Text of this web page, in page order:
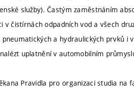
služby). Častým zaměstnáním
v čistírnách odpadních vod a všech
a hydraulických prvků i
uplatnění v automobilním
Pravidla pro organizaci studia na